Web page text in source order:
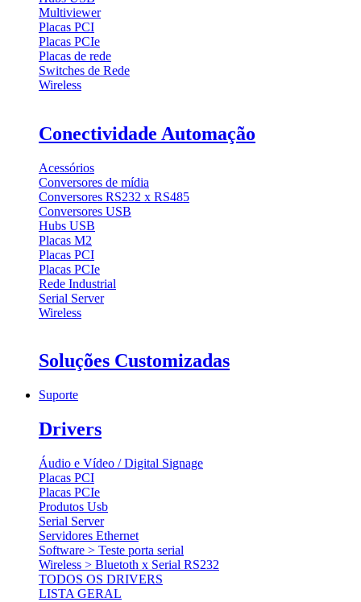
Multiviewer
Placas PCI
Placas PCIe
Placas de rede
Switches de Rede
Wireless
Conectividade Automação
Acessórios
Conversores de mídia
Conversores RS232 x RS485
Conversores USB
Hubs USB
Placas M2
Placas PCI
Placas PCIe
Rede Industrial
Serial Server
Wireless
Soluções Customizadas
Suporte
Drivers
Áudio e Vídeo / Digital Signage
Placas PCI
Placas PCIe
Produtos Usb
Serial Server
Servidores Ethernet
Software > Teste porta serial
Wireless > Bluetoth x Serial RS232
TODOS OS DRIVERS
LISTA GERAL